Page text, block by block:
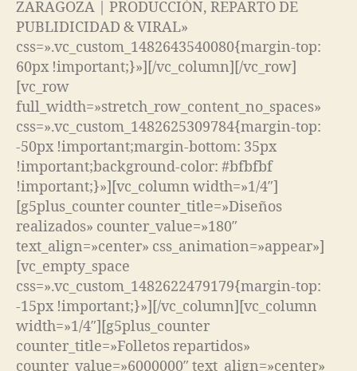
ZARAGOZA | PRODUCCIÓN, REPARTO DE
PUBLIDICIDAD & VIRAL»
css=».vc_custom_1482643540080{margin-top:
60px !important;}»][/vc_column][/vc_row]
[vc_row
full_width=»stretch_row_content_no_spaces»
css=».vc_custom_1482625309784{margin-top:
-50px !important;margin-bottom: 35px
!important;background-color: #bfbfbf
!important;}»][vc_column width=»1/4″]
[g5plus_counter counter_title=»Diseños
realizados» counter_value=»180″
text_align=»center» css_animation=»appear»]
[vc_empty_space
css=».vc_custom_1482622479179{margin-top:
-15px !important;}»][/vc_column][vc_column
width=»1/4″][g5plus_counter
counter_title=»Folletos repartidos»
counter_value=»6000000″ text_align=»center»